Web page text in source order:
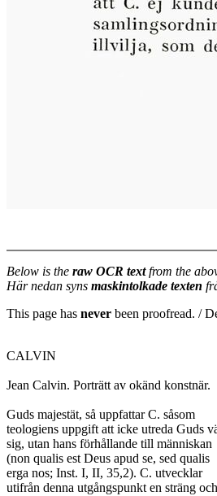
Below is the raw OCR textfrom the
Här nedan syns maskintolkade texten
This page has never been proofread. /
CALVIN
Jean Calvin. Porträtt av okänd konstnär.
Guds majestät, så uppfattar C. såsom
teologiens uppgift att icke utreda Guds
sig, utan hans förhållande till människan
(non qualis est Deus apud se, sed qualis
erga nos; Inst. I, II, 35,2). C. utvecklar
utifrån denna utgångspunkt en sträng och